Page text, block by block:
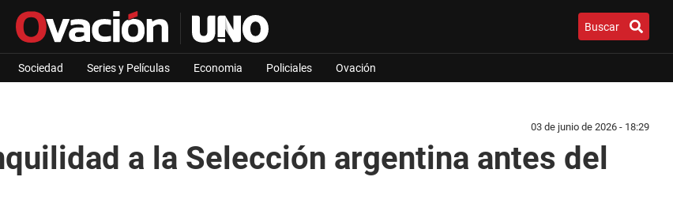
Buscar
Sociedad Series y Películas Economia Policiales Ovación
03 de junio de 2026 - 18:29
a la Selección argentina antes del